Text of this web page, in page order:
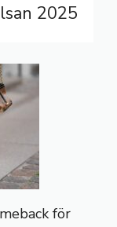
2025
för